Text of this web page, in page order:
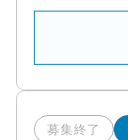
募集終了